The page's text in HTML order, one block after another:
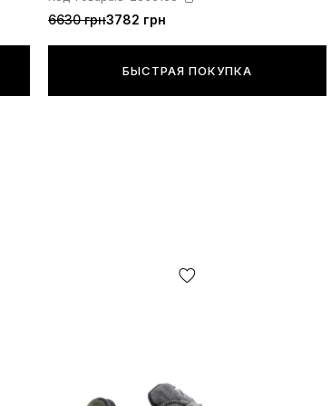
6630 грн3782 грн
БЫСТРАЯ ПОКУПКА